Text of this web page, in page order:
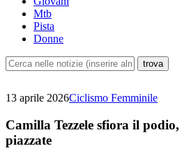
Mtb
Pista
Donne
13 aprile 2026Ciclismo Femminile
Camilla Tezzele sfiora il
piazzate